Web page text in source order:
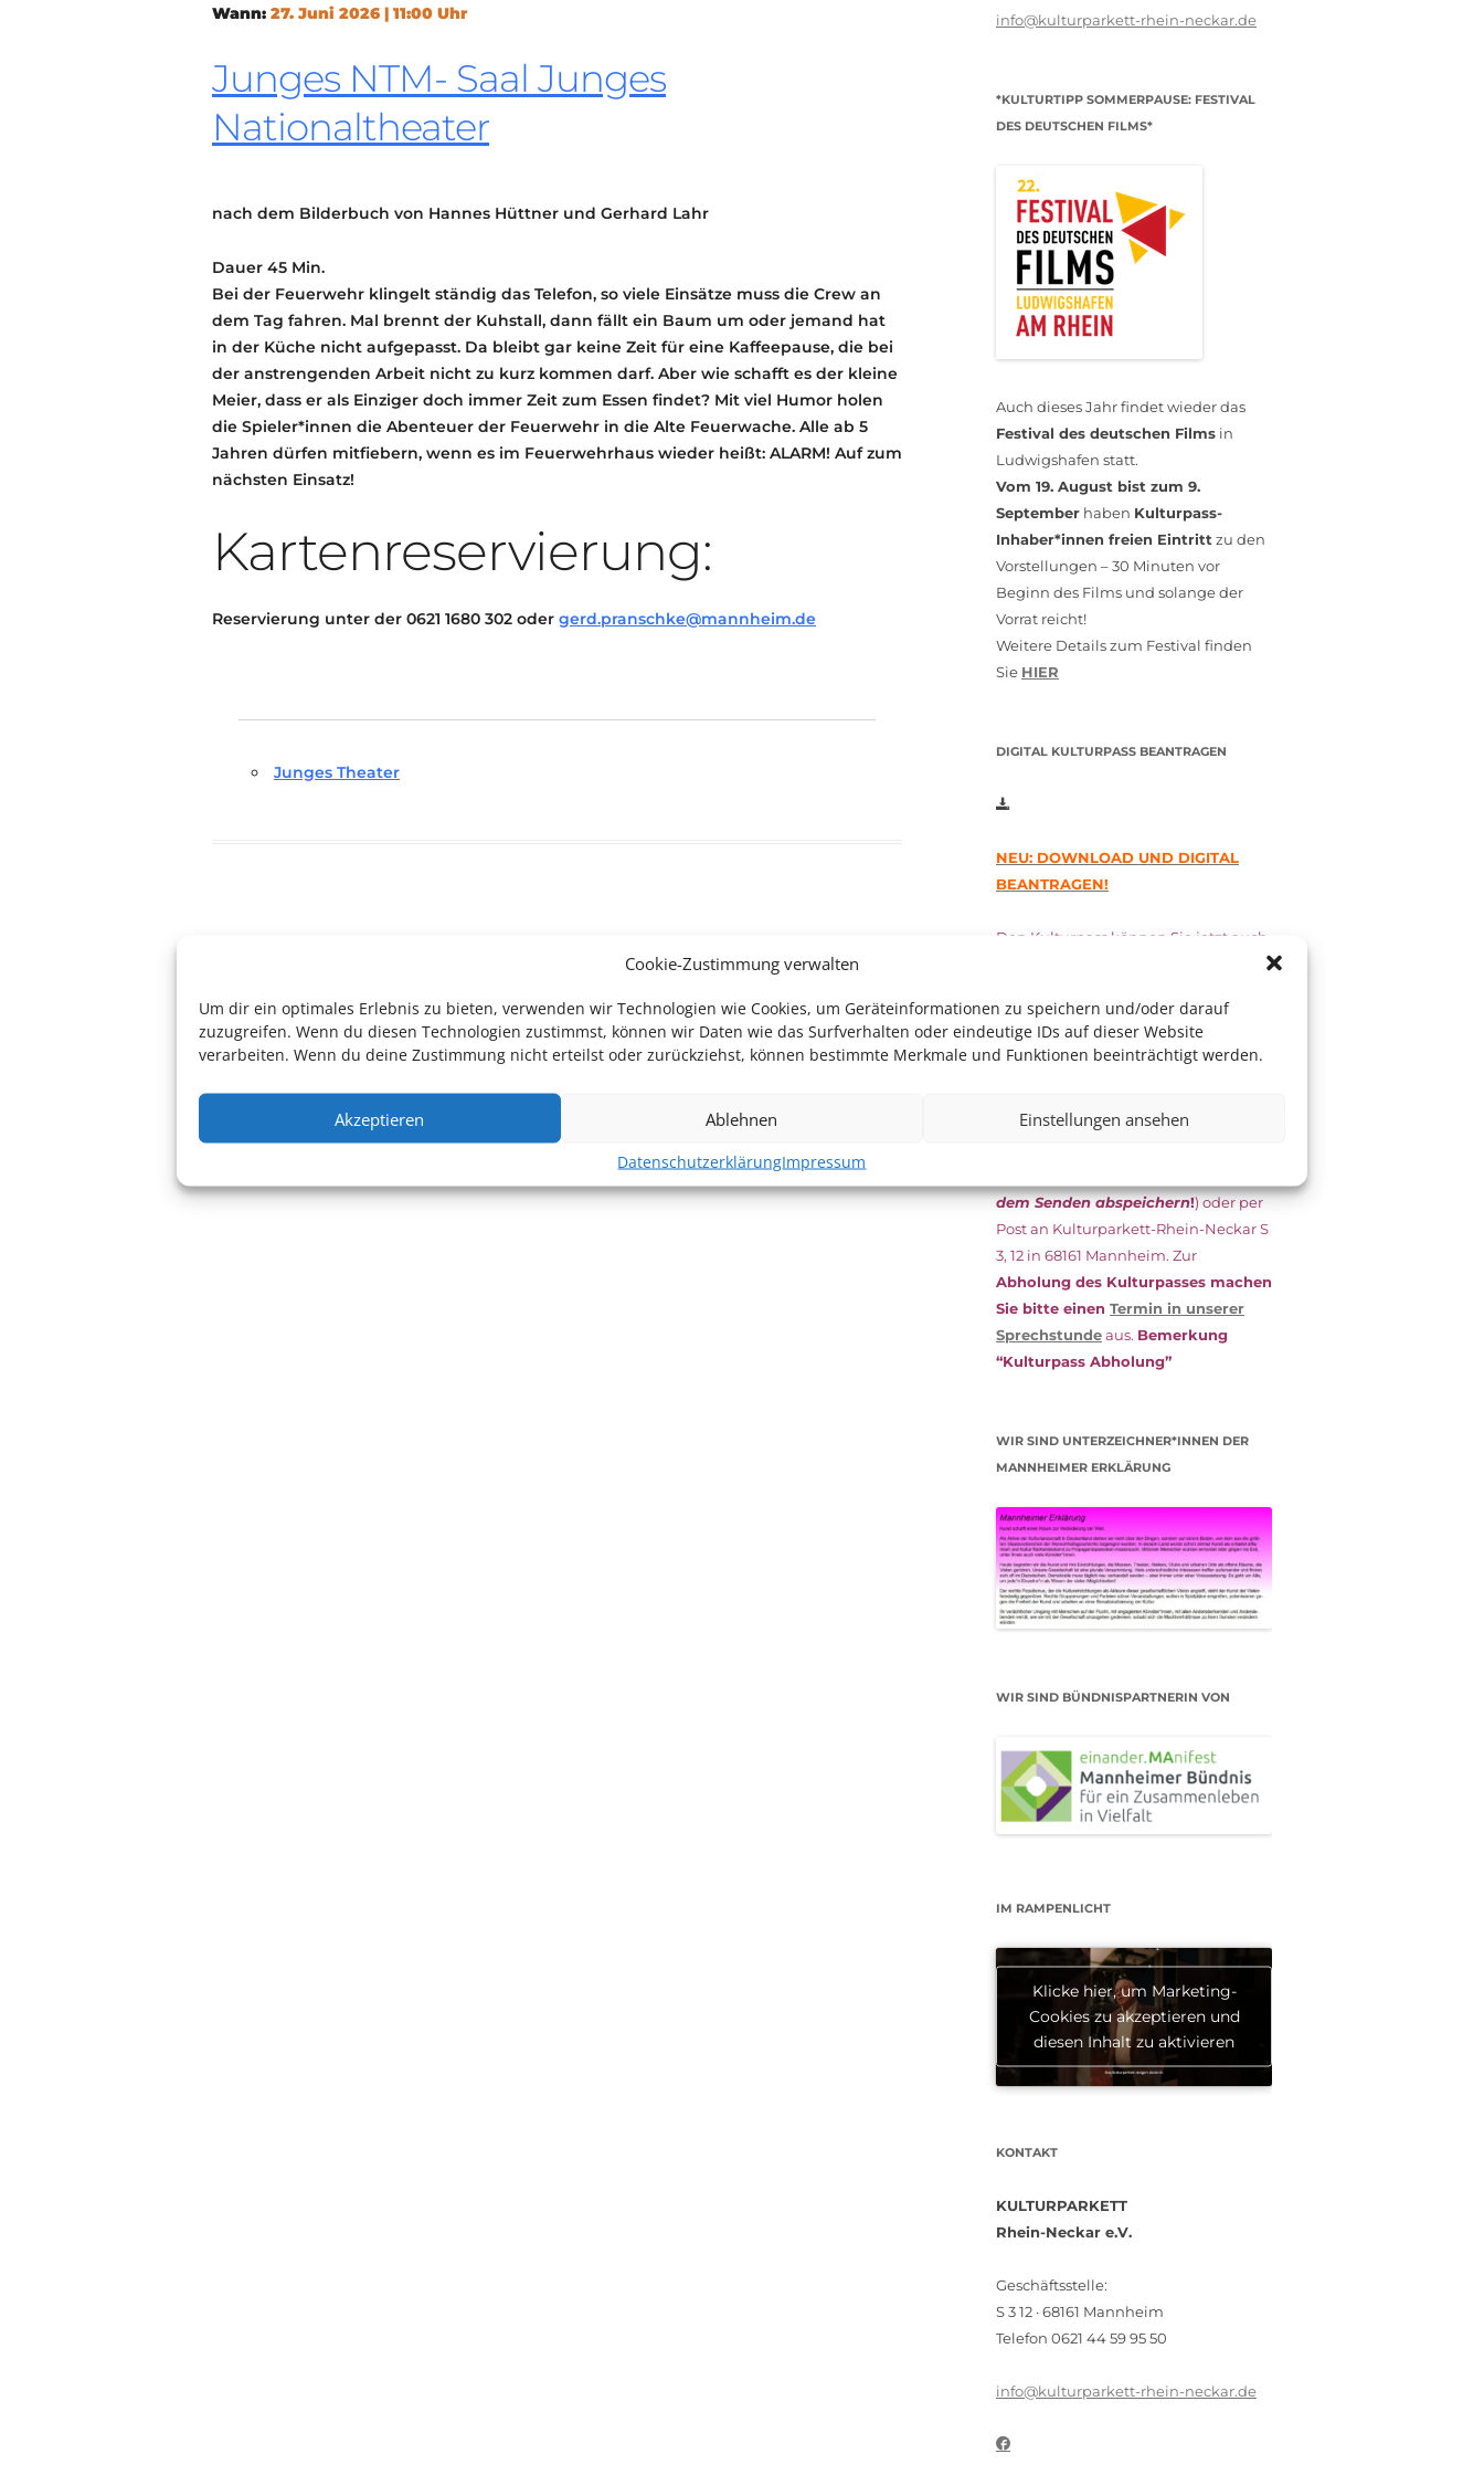
Cookie-Zustimmung verwalten
Um dir ein optimales Erlebnis zu bieten, verwenden wir Technologien wie Cookies, um Geräteinformationen zu speichern und/oder darauf
zuzugreifen. Wenn du diesen Technologien zustimmst, können wir Daten wie das Surfverhalten oder eindeutige IDs auf dieser Website
verarbeiten. Wenn du deine Zustimmung nicht erteilst oder zurückziehst, können bestimmte Merkmale und Funktionen beeinträchtigt werden.
Akzeptieren Ablehnen Einstellungen ansehen
DatenschutzerklärungImpressum
TRANSPARENZ
Wann: 27. Juni 2026 | 11:00 Uhr
Junges NTM- Saal Junges
Nationaltheater
nach dem Bilderbuch von Hannes Hüttner und Gerhard Lahr
Dauer 45 Min.
Bei der Feuerwehr klingelt ständig das Telefon, so viele Einsätze muss die Crew an
dem Tag fahren. Mal brennt der Kuhstall, dann fällt ein Baum um oder jemand hat
in der Küche nicht aufgepasst. Da bleibt gar keine Zeit für eine Kaffeepause, die bei
der anstrengenden Arbeit nicht zu kurz kommen darf. Aber wie schafft es der kleine
Meier, dass er als Einziger doch immer Zeit zum Essen findet? Mit viel Humor holen
die Spieler*innen die Abenteuer der Feuerwehr in die Alte Feuerwache. Alle ab 5
Jahren dürfen mitfiebern, wenn es im Feuerwehrhaus wieder heißt: ALARM! Auf zum
nächsten Einsatz!
Kartenreservierung:
Reservierung unter der 0621 1680 302 oder gerd.pranschke@mannheim.de
Junges Theater
info@kulturparkett-rhein-neckar.de
*KULTURTIPP SOMMERPAUSE: FESTIVAL
DES DEUTSCHEN FILMS*
Auch dieses Jahr findet wieder das
Festival des deutschen Films in
Ludwigshafen statt.
Vom 19. August bist zum 9.
September haben Kulturpass-
Inhaber*innen freien Eintritt zu den
Vorstellungen – 30 Minuten vor
Beginn des Films und solange der
Vorrat reicht!
Weitere Details zum Festival finden
Sie HIER
DIGITAL KULTURPASS BEANTRAGEN
NEU: DOWNLOAD UND DIGITAL
BEANTRAGEN!
Den Kulturpass können Sie jetzt auch
esunterschriebenzusammen mit
dem aktuellen
(Bürgergeld/
das Kulturparkett zurück: Per E-Mail
dem Senden abspeichern!) oder per
Post an Kulturparkett-Rhein-Neckar S
3, 12 in 68161 Mannheim. Zur
Abholung des Kulturpasses machen
Sie bitte einen Termin in unserer
Sprechstundeaus. Bemerkung
“Kulturpass Abholung”
WIR SIND UNTERZEICHNER*INNEN DER
MANNHEIMER ERKLÄRUNG
WIR SIND BÜNDNISPARTNERIN VON
IM RAMPENLICHT
Klicke hier, um Marketing-
Cookies zu akzeptieren und
diesen Inhalt zu aktivieren
KONTAKT
KULTURPARKETT
Rhein-Neckar e.V.
Geschäftsstelle:
S 3 12 · 68161 Mannheim
Telefon 0621 44 59 95 50
info@kulturparkett-rhein-neckar.de